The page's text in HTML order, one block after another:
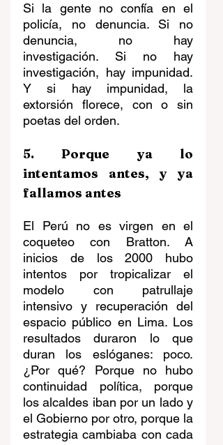
Si la gente no confía en el
policía, no denuncia. Si no
denuncia, no hay
investigación. Si no hay
investigación, hay impunidad.
Y si hay impunidad, la
extorsión florece, con o sin
poetas del orden.
5. Porque ya lo
intentamos antes, y ya
fallamos antes
El Perú no es virgen en el
coqueteo con Bratton. A
inicios de los 2000 hubo
intentos por tropicalizar el
modelo con patrullaje
intensivo y recuperación del
espacio público en Lima. Los
resultados duraron lo que
duran los eslóganes: poco.
¿Por qué? Porque no hubo
continuidad política, porque
los alcaldes iban por un lado y
el Gobierno por otro, porque la
estrategia cambiaba con cada